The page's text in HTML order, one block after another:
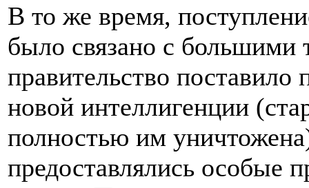
В то же время,
было связано с большими
правительство поставило
новой интеллигенции
полностью им
предоставлялись особые